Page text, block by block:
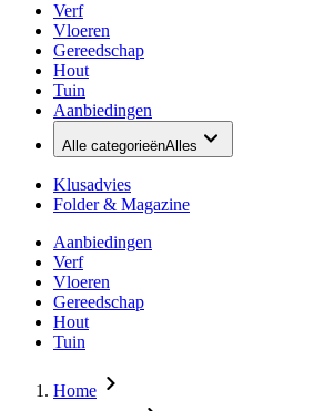
Verf
Vloeren
Gereedschap
Hout
Tuin
Aanbiedingen
Alle categorieënAlles
Klusadvies
Folder & Magazine
Aanbiedingen
Verf
Vloeren
Gereedschap
Hout
Tuin
Home